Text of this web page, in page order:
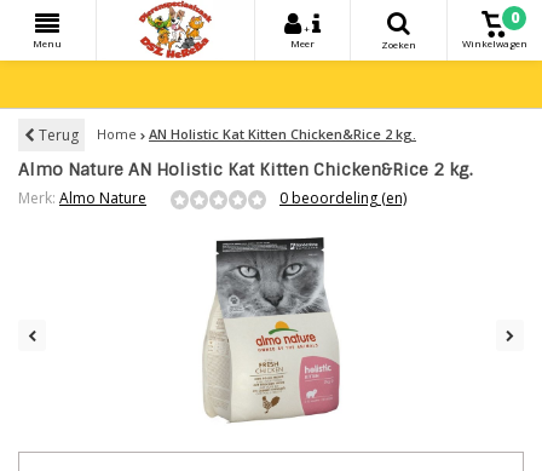
Menu
+
Meer
Zoeken
0
Winkelwagen
Terug Home AN Holistic Kat Kitten Chicken&Rice 2 kg.
Almo Nature AN Holistic Kat Kitten Chicken&Rice 2 kg.
Merk: Almo Nature 0 beoordeling (en)